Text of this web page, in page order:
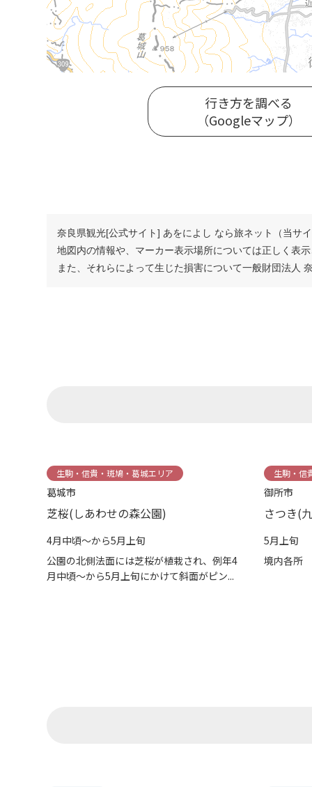
行き方を調べる
（Googleマップ）
奈良県観光[公式サイト] あをによし なら旅ネット（当サ
地図内の情報や、マーカー表示場所については正しく表
また、それらによって生じた損害について一般財団法人
生駒・信貴・斑鳩・葛城エリア
葛城市
芝桜(しあわせの森公園)
4月中頃～から5月上旬
公園の北側法面には芝桜が植栽され、例年4
月中頃～から5月上旬にかけて斜面がピン...
生駒・信
御所市
さつき(
5月上旬
境内各所